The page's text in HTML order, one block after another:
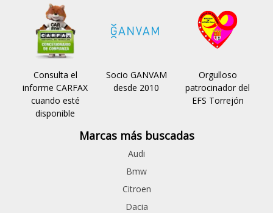
Consulta el
informe CARFAX
cuando esté
disponible
Socio GANVAM
desde 2010
Orgulloso
patrocinador del
EFS Torrejón
Marcas más buscadas
Audi
Bmw
Citroen
Dacia